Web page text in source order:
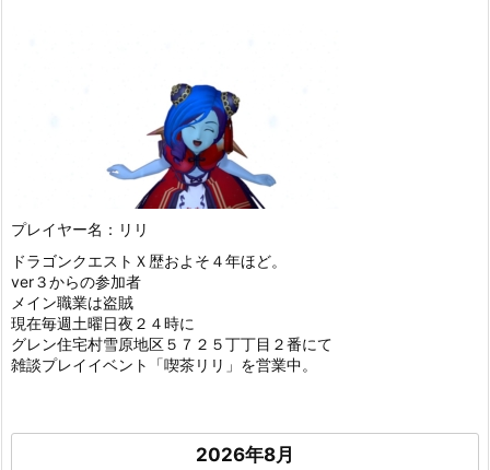
プレイヤー名：リリ
ドラゴンクエストＸ歴およそ４年ほど。
ver３からの参加者
メイン職業は盗賊
現在毎週土曜日夜２４時に
グレン住宅村雪原地区５７２５丁丁目２番にて
雑談プレイイベント「喫茶リリ」を営業中。
2026年8月